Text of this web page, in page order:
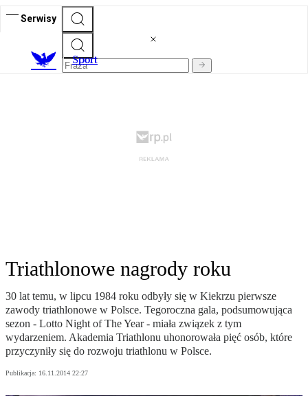
Serwisy
Sport
Triathlonowe nagrody roku
30 lat temu, w lipcu 1984 roku odbyły się w Kiekrzu pierwsze
zawody triathlonowe w Polsce. Tegoroczna gala, podsumowująca
sezon - Lotto Night of The Year - miała związek z tym
wydarzeniem. Akademia Triathlonu uhonorowała pięć osób, które
przyczyniły się do rozwoju triathlonu w Polsce.
Publikacja: 16.11.2014 22:27